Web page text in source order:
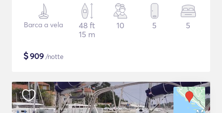
Barca a vela
48 ft
15 m
10 5 5
$909 /notte